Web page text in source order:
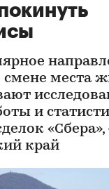
места
и
край